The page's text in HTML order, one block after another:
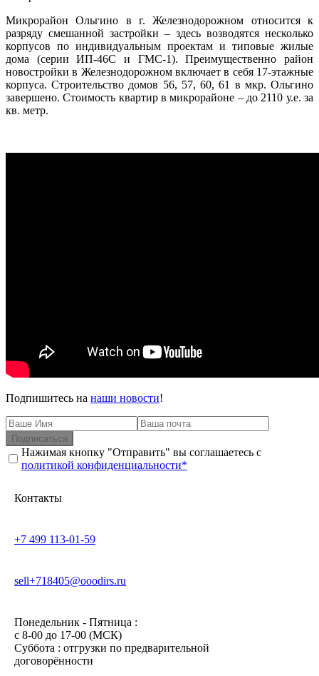
Микрорайон Ольгино в г. Железнодорожном относится к
разряду смешанной застройки – здесь возводятся несколько
корпусов по индивидуальным проектам и типовые жилые
дома (серии ИП-46С и ГМС-1). Преимущественно район
новостройки в Железнодорожном включает в себя 17-этажные
корпуса. Строительство домов 56, 57, 60, 61 в мкр. Ольгино
завершено. Стоимость квартир в микрорайоне – до 2110 у.е. за
кв. метр.
Подпишитесь на наши новости!
Подписаться
Нажимая кнопку "Отправить" вы соглашаетесь с
политикой конфиденциальности*
Контакты
+7 499 113-01-59
sell+718405@ooodirs.ru
Понедельник - Пятница :
c 8-00 до 17-00 (МСК)
Суббота : отгрузки по предварительной
договорённости